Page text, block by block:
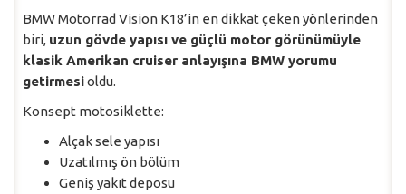
BMW Motorrad Vision K18’in en dikkat çeken yönlerinden
biri, uzun gövde yapısı ve güçlü motor görünümüyle
klasik Amerikan cruiser anlayışına BMW yorumu
getirmesioldu.
Konsept motosiklette:
Alçak sele yapısı
Uzatılmış ön bölüm
Geniş yakıt deposu